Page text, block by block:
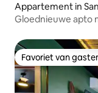
Appartement in
Gloednieuwe apto
Favoriet van
Favoriet van